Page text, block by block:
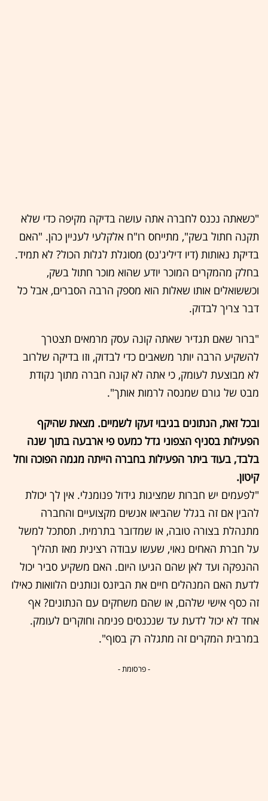
"כשאתה נכנס לחברה אתה עושה בדיקה מקיפה כדי שלא
תקנה חתול בשק", מתייחס רו"ח אלקלעי לעניין כהן. "האם
בדיקת נאותות (דיו דיליג'נס) מסוגלת לגלות הכול? לא תמיד.
בחלק מהמקרים המוכר יודע שהוא מוכר חתול בשק,
וכששואלים אותו שאלות הוא מספק הרבה הסברים, אבל כל
דבר צריך לבדוק.
"ברור שאם תגדיר שאתה קונה עסק מרמאים תצטרך
להשקיע הרבה יותר משאבים כדי לבדוק, וזו בדיקה שלרוב
לא מבוצעת לעומק, כי אתה לא קונה חברה מתוך נקודת
מבט של גורם שמנסה לרמות אותך".
ובכל זאת, הנתונים בגיבוי זעקו לשמיים. מצאת שהיקף
הפעילות בסניף הצפוני גדל כמעט פי ארבעה בתוך שנה
בלבד, בעוד ביתר הפעילות בחברה הייתה מגמה הפוכה וחל
קיטון.
"לפעמים יש חברות שמציגות גידול פנומנלי. אין לך יכולת
להבין אם זה בגלל שהביאו אנשים מקצועיים והחברה
מתנהלת בצורה טובה, או שמדובר בתרמית. תסתכל למשל
על חברת האחים נאוי, שעשו עבודה רצינית מאז תהליך
ההנפקה ועד לאן שהם הגיעו היום. האם משקיע סביר יכול
לדעת האם המנהלים חיים את הביזנס ונותנים הלוואות כאילו
זה כסף אישי שלהם, או שהם משחקים עם הנתונים? אף
אחד לא יכול לדעת עד שנכנסים פנימה וחוקרים לעומק.
במרבית המקרים זה מתגלה רק בסוף".
- פרסומת -